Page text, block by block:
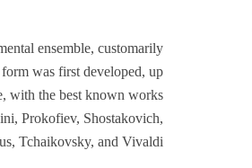
ensemble, customarily
was first developed, up
with the best known works
Prokofiev, Shostakovich,
Tchaikovsky, and Vivaldi.